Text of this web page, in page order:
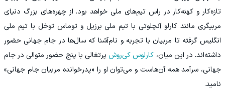
تازه‌کار و کهنه‌کار در راس تیم‌های ملی خواهد بود. از چهره‌های بزرگ دنیای
مربیگری مانند کارلو آنچلوتی با تیم ملی برزیل و توماس توخل با تیم ملی
انگلیس گرفته تا مربیان با تجربه و نام‌آشنا که سال‌ها در جام جهانی حضور
داشته‌اند. در این میان، کارلوس کی‌روش پرتغالی با پنج حضور متوالی در جام
جهانی، سرآمد همه آن‌هاست و می‌توان او را «پدرخوانده مربیان جام جهانی»
نامید.